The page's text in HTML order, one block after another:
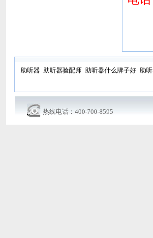
助听器 助听器验配师 助听器什么牌子好 助
热线电话：400-700-8595